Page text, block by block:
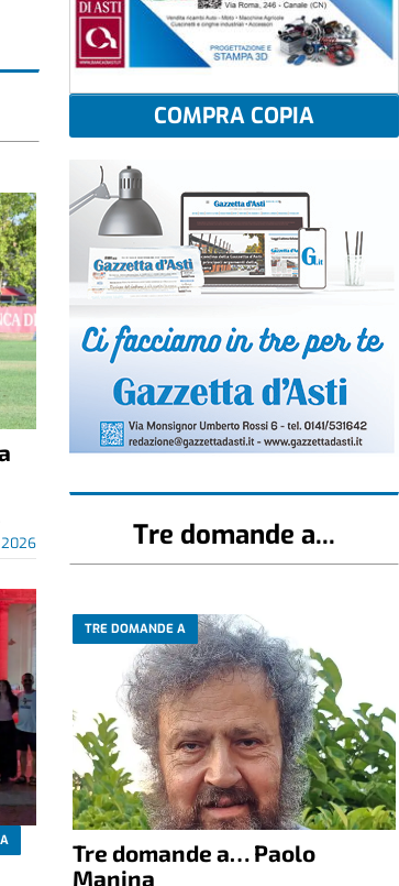
2026
COMPRA COPIA
Tre domande a...
TRE DOMANDE A
Tre domande a… Paolo
Manina